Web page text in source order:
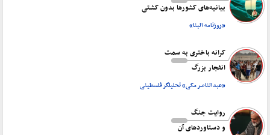
بیانیه‌های کشورها بدون کشتی
«روزنامه البنا»
کرانه باختری به سمت
انفجار بزرگ
«عبدالناصر مکی» تحلیلگر فلسطینی
روایت جنگ
و دستاورد‌های آن